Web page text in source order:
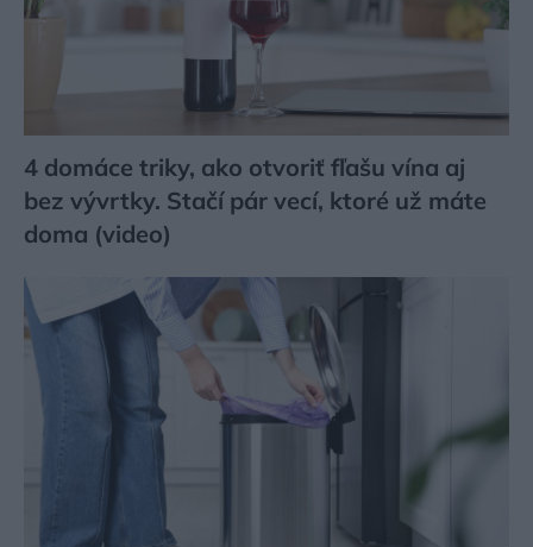
4 domáce triky, ako otvoriť fľašu vína aj
bez vývrtky. Stačí pár vecí, ktoré už máte
doma (video)